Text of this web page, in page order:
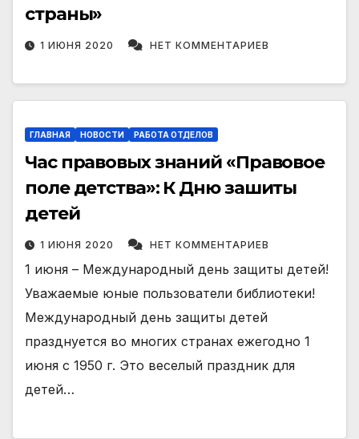
страны»
1 ИЮНЯ 2020 НЕТ КОММЕНТАРИЕВ
ГЛАВНАЯ НОВОСТИ РАБОТА ОТДЕЛОВ
Час правовых знаний «Правовое
поле детства»: К Дню зашиты
детей
1 ИЮНЯ 2020 НЕТ КОММЕНТАРИЕВ
1 июня – Международный день защиты детей!
Уважаемые юные пользователи библиотеки!
Международный день защиты детей
празднуется во многих странах ежегодно 1
июня с 1950 г. Это веселый праздник для
детей…